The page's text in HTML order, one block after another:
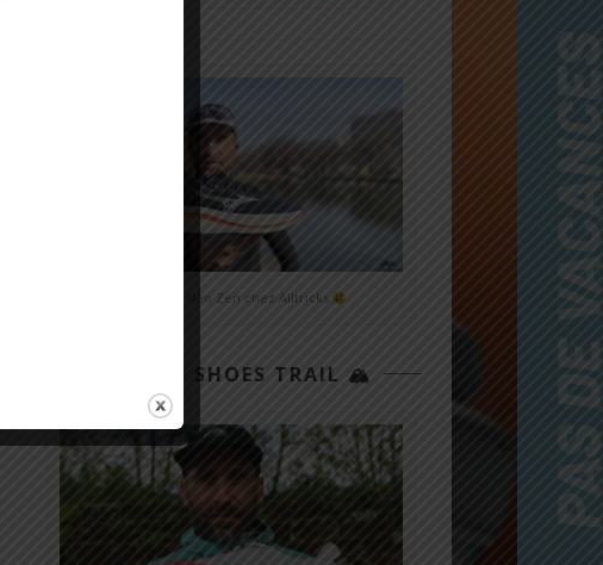
Mizuno Neo Zen chez Alltricks
TOP 3 SHOES TRAIL 🏔